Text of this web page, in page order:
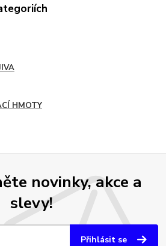
HMOTY
novinky, akce a
slevy!
Přihlásit se